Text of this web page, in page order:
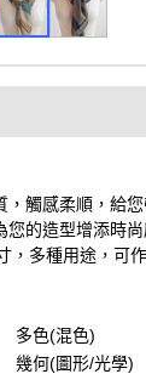
觸感柔順，給
的造型增添時
，多種用途，可
多色(混色)
幾何(圖形/光學)